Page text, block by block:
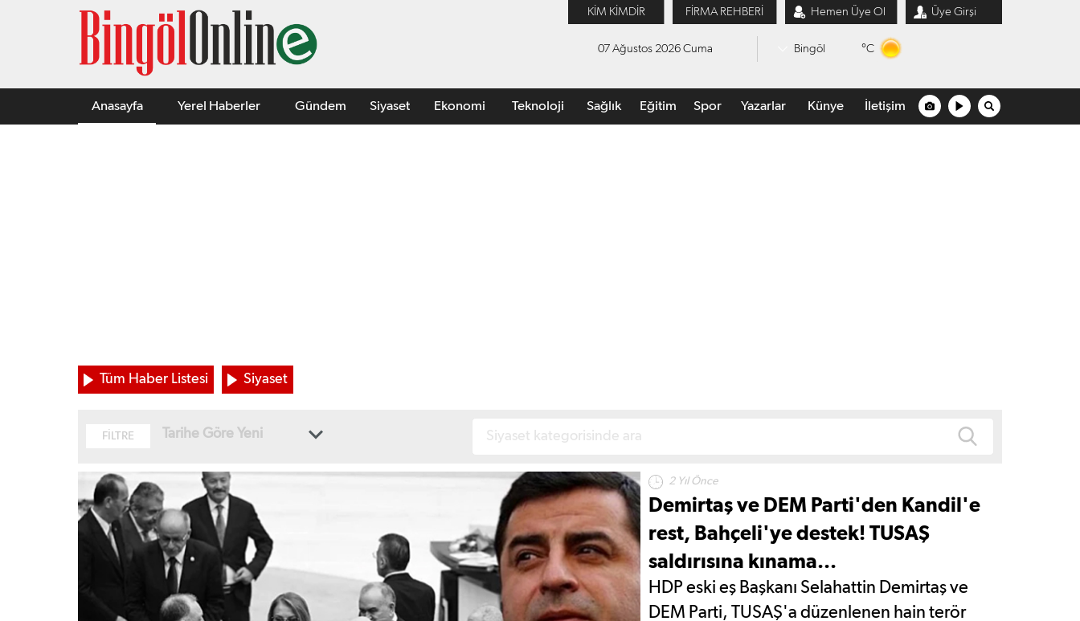
KİM KİMDİR FİRMA REHBERİ Hemen Üye Ol Üye Girşi
07 Ağustos 2026 Cuma Bingöl °C
Anasayfa Yerel Haberler Gündem Siyaset Ekonomi Teknoloji Sağlık Eğitim Spor Yazarlar Künye İletişim
Tüm Haber Listesi Siyaset
FİLTRE Tarihe Göre Yeni
2 Yıl Önce
Demirtaş ve DEM Parti'den Kandil'e
rest, Bahçeli'ye destek! TUSAŞ
saldırısına kınama...
HDP eski eş Başkanı Selahattin Demirtaş ve
DEM Parti, TUSAŞ'a düzenlenen hain terör